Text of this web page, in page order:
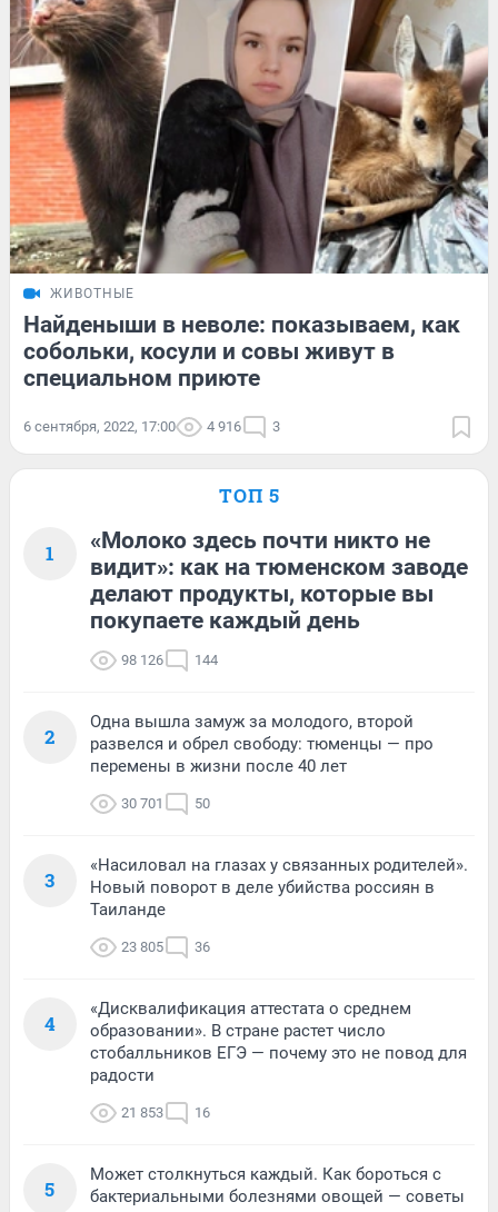
ЖИВОТНЫЕ
Найденыши в неволе: показываем, как
собольки, косули и совы живут в
специальном приюте
6 сентября, 2022, 17:00 4 916 3
ТОП 5
1
«Молоко здесь почти никто не
видит»: как на тюменском заводе
делают продукты, которые вы
покупаете каждый день
98 126 144
2
Одна вышла замуж за молодого, второй
развелся и обрел свободу: тюменцы — про
перемены в жизни после 40 лет
30 701 50
3
«Насиловал на глазах у связанных родителей».
Новый поворот в деле убийства россиян в
Таиланде
23 805 36
4
«Дисквалификация аттестата о среднем
образовании». В стране растет число
стобалльников ЕГЭ — почему это не повод для
радости
21 853 16
5
Может столкнуться каждый. Как бороться с
бактериальными болезнями овощей — советы